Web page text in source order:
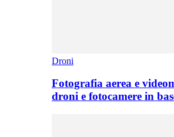
Droni
Fotografia aerea e
droni e fotocamere in